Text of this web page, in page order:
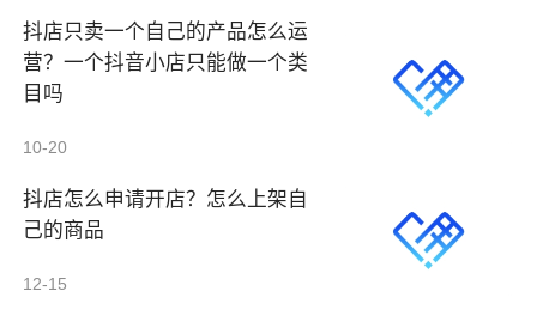
抖店只卖一个自己的产品怎么运
营？一个抖音小店只能做一个类
目吗
10-20
抖店怎么申请开店？怎么上架自
己的商品
12-15